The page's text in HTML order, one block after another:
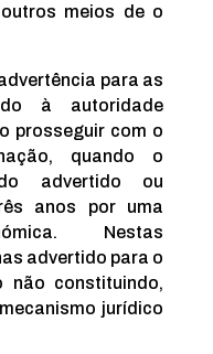
meios de o
para as
à autoridade
prosseguir com o
quando o
advertido ou
anos por uma
Nestas
advertido para o
não constituindo,
jurídico